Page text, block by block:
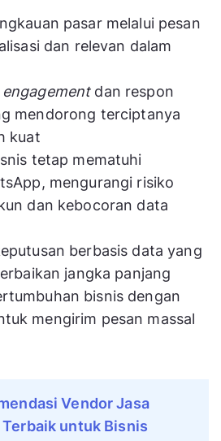
pasar melalui pesan
dan relevan dalam
engagementdan respon
mendorong terciptanya
kuat
tetap mematuhi
mengurangi risiko
dan kebocoran data
berbasis data yang
jangka panjang
bisnis dengan
mengirim pesan massal
Vendor Jasa
untuk Bisnis